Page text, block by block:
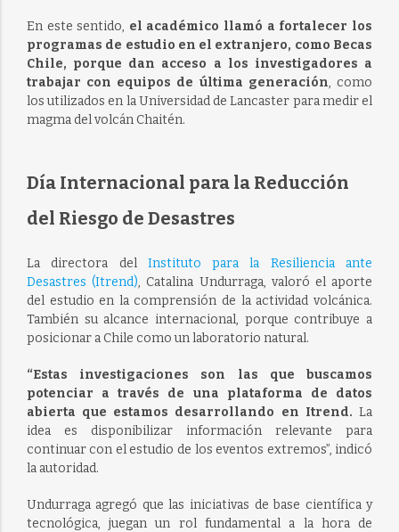
En este sentido, el académico llamó a fortalecer los
programas de estudio en el extranjero, como Becas
Chile, porque dan acceso a los investigadores a
trabajar con equipos de última generación, como
los utilizados en la Universidad de Lancaster para medir el
magma del volcán Chaitén.
Día Internacional para la Reducción
del Riesgo de Desastres
La directora del Instituto para la Resiliencia ante
Desastres (Itrend), Catalina Undurraga, valoró el aporte
del estudio en la comprensión de la actividad volcánica.
También su alcance internacional, porque contribuye a
posicionar a Chile como un laboratorio natural.
“Estas investigaciones son las que buscamos
potenciar a través de una plataforma de datos
abierta que estamos desarrollando en Itrend. La
idea es disponibilizar información relevante para
continuar con el estudio de los eventos extremos”, indicó
la autoridad.
Undurraga agregó que las iniciativas de base científica y
tecnológica, juegan un rol fundamental a la hora de